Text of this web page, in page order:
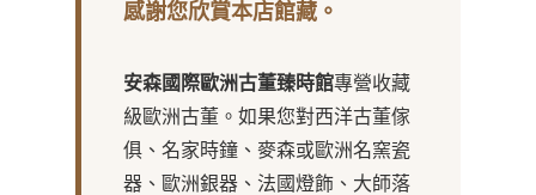
感謝您欣賞本店館藏。
安森國際歐洲古董臻時館專營收藏
級歐洲古董。如果您對西洋古董傢
俱、名家時鐘、麥森或歐洲名窯瓷
器、歐洲銀器、法國燈飾、大師落